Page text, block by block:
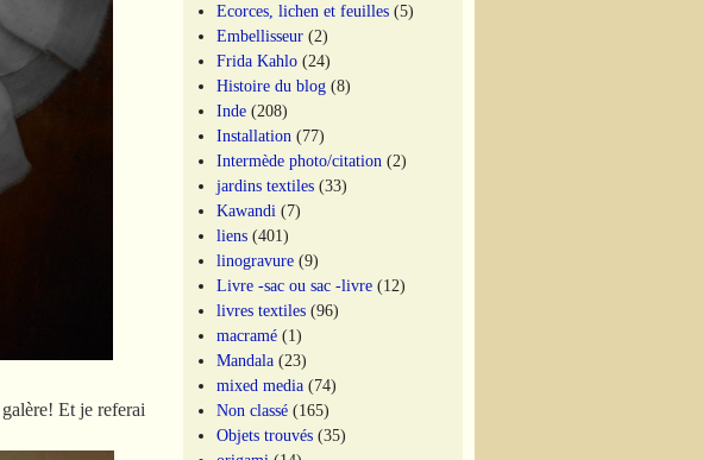
Et je referai
Ecorces, lichen et feuilles (5)
Embellisseur (2)
Frida Kahlo (24)
Histoire du blog (8)
Inde (208)
Installation (77)
Intermède photo/citation (2)
jardins textiles (33)
Kawandi (7)
liens (401)
linogravure (9)
Livre -sac ou sac -livre (12)
livres textiles (96)
macramé (1)
Mandala (23)
mixed media (74)
Non classé (165)
Objets trouvés (35)